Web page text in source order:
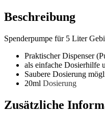
Beschreibung
Spenderpumpe für 5 Liter
Praktischer Dispenser
als einfache Dosierhilfe
Saubere Dosierung
20ml Dosierung
Zusätzliche